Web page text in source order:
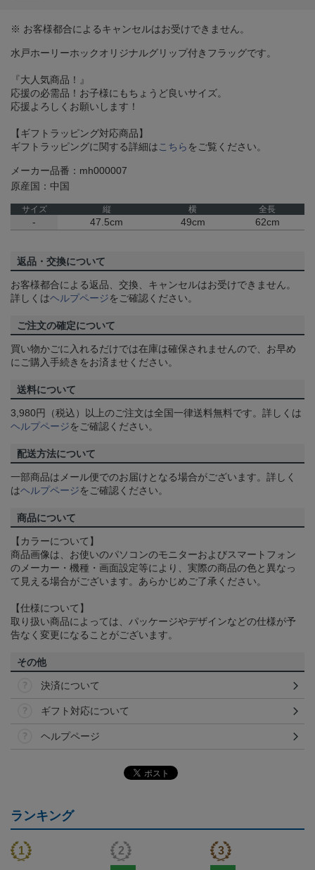
※ お客様都合によるキャンセルはお受けできません。
水戸ホーリーホックオリジナルグリップ付きフラッグです。
『大人気商品！』
応援の必需品！お子様にもちょうど良いサイズ。
応援よろしくお願いします！
【ギフトラッピング対応商品】
ギフトラッピングに関する詳細は こちら をご覧ください。
メーカー品番：mh000007
原産国：中国
サイズ 縦 横 全長
- 47.5cm 49cm 62cm
返品・交換について
お客様都合による返品、交換、キャンセルはお受けできません。
詳しくはヘルプページをご確認ください。
ご注文の確定について
買い物かごに入れるだけでは在庫は確保されませんので、お早め
にご購入手続きをお済ませください。
送料について
3,980円（税込）以上のご注文は全国一律送料無料です。詳しくは
ヘルプページをご確認ください。
配送方法について
一部商品はメール便でのお届けとなる場合がございます。詳しく
はヘルプページをご確認ください。
商品について
【カラーについて】
商品画像は、お使いのパソコンのモニターおよびスマートフォン
のメーカー・機種・画面設定等により、実際の商品の色と異なっ
て見える場合がございます。あらかじめご了承ください。
【仕様について】
取り扱い商品によっては、パッケージやデザインなどの仕様が予
告なく変更になることがございます。
その他
決済について
ギフト対応について
ヘルプページ
ランキング